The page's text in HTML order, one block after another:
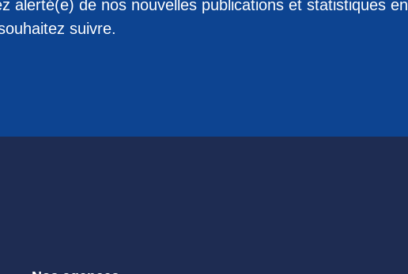
alerté(e) de nos nouvelles publications et statistiques en
suivre.